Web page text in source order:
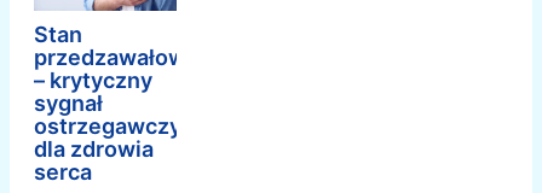
Stan
przedzawałowy
– krytyczny
sygnał
ostrzegawczy
dla zdrowia
serca